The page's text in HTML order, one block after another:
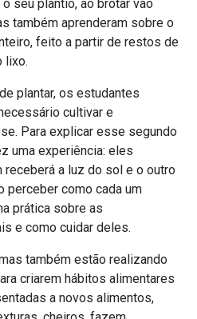
seu plantio, ao brotar vão
também aprenderam sobre o
feito a partir de restos de
lixo.
plantar, os estudantes
cultivar e
Para explicar esse segundo
uma experiência: eles
a luz do sol e o outro
perceber como cada um
prática sobre as
e como cuidar deles.
também estão realizando
criarem hábitos alimentares
a novos alimentos,